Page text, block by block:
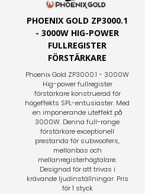
PHOENIX GOLD ZP3000.1
- 3000W HIG-POWER
FULLREGISTER
FÖRSTÄRKARE
Phoenix Gold ZP3000.1 - 3000W
Hig-power fullregister
förstärkare konstruerad för
högeffekts SPL-entusiaster. Med
en imponerande uteffekt på
3000W. Denna full-range
förstärkare exceptionell
prestanda för subwoofers,
mellanbas och
mellanregisterhögtalare.
Designad för att trivas i
krävande ljudinställningar. Pris
för 1 styck